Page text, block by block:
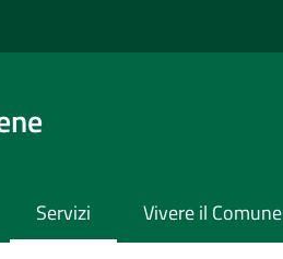
Servizi Vivere il Comune